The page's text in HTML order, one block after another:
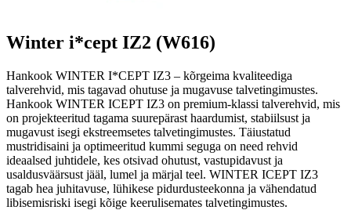
Winter i*cept IZ2 (W616)
Hankook WINTER I*CEPT IZ3 – kõrgeima kvaliteediga
talverehvid, mis tagavad ohutuse ja mugavuse talvetingimustes.
Hankook WINTER ICEPT IZ3 on premium-klassi talverehvid, mis
on projekteeritud tagama suurepärast haardumist, stabiilsust ja
mugavust isegi ekstreemsetes talvetingimustes. Täiustatud
mustridisaini ja optimeeritud kummi seguga on need rehvid
ideaalsed juhtidele, kes otsivad ohutust, vastupidavust ja
usaldusväärsust jääl, lumel ja märjal teel. WINTER ICEPT IZ3
tagab hea juhitavuse, lühikese pidurdusteekonna ja vähendatud
libisemisriski isegi kõige keerulisemates talvetingimustes.